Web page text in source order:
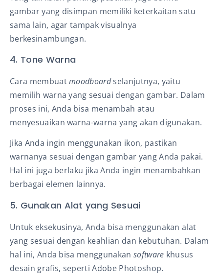
gambar yang disimpan memiliki keterkaitan satu
sama lain, agar tampak visualnya
berkesinambungan.
4. Tone Warna
Cara membuatmoodboardselanjutnya, yaitu
memilih warna yang sesuai dengan gambar. Dalam
proses ini, Anda bisa menambah atau
menyesuaikan warna-warna yang akan digunakan.
Jika Anda ingin menggunakan ikon, pastikan
warnanya sesuai dengan gambar yang Anda pakai.
Hal ini juga berlaku jika Anda ingin menambahkan
berbagai elemen lainnya.
5. Gunakan Alat yang Sesuai
Untuk eksekusinya, Anda bisa menggunakan alat
yang sesuai dengan keahlian dan kebutuhan. Dalam
hal ini, Anda bisa menggunakan software khusus
desain grafis, seperti Adobe Photoshop.